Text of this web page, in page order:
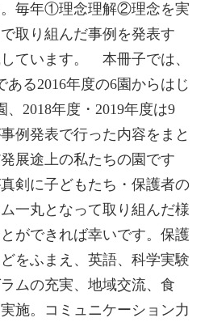
。毎年①理念理解②理念を実
取り組んだ事例を発表す
ています。 本冊子では、
る2016年度の6園からはじ
、2018年度・2019年度は9
例発表で行った内容をまと
展途上の私たちの園です
剣に子どもたち・保護者の
一丸となって取り組んだ様
ができれば幸いです。保護
をふまえ、英語、科学実験
ムの充実、地域交流、食
施。コミュニケーション力